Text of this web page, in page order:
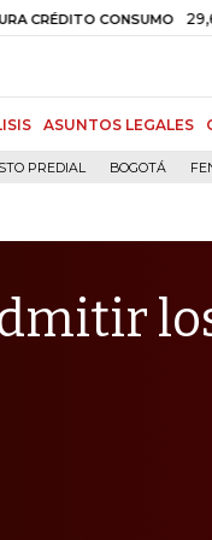
CONSUMO 29,66%
ASUNTOS LEGALES
PREDIAL BOGOTÁ